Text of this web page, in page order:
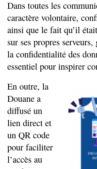
Dans toutes les
caractère volontaire,
ainsi que le fait qu’il
sur ses propres
la confidentialité des
essentiel pour inspirer
En outre, la
Douane a
diffusé un
lien direct et
un QR code
pour faciliter
l’accès au